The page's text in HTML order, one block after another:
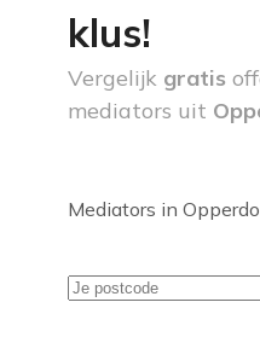
klus!
Vergelijk gratis
mediators uit
Mediators in